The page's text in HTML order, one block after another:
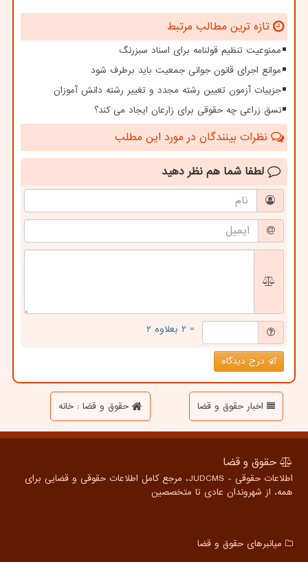
تازه ترین مطالب مرتبط
ممنوعیت تنظیم قولنامه برای اسناد سبزرنگ
موانع اجرای قانون جوانی جمعیت باید برطرف شود
جزییات آزمون تعیین رشته مجدد و تغییر رشته دانش آموزان
نسق زراعی چه حقوقی برای زارعان ایجاد می کند؟
نظرات بینندگان در مورد این مطلب
لطفا شما هم نظر دهید
= ۲ بعلاوه ۲
درج دیدگاه
اخبار حقوق و قضا حقوق و قضا : خانه
حقوق و قضا
اطلاعات حقوقی - JUDCMS، مرجع کامل اطلاعات حقوقی و قضایی برای
همه، از شهروندان عادی تا متخصصین
میانبرهای حقوق و قضا